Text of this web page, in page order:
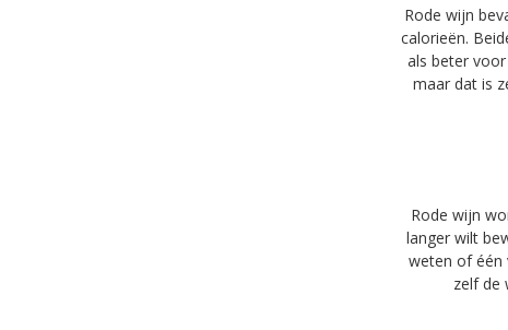
Rode wijn
calorieën.
als beter
maar dat is
Rode wijn
langer wilt
weten of één
zelf de